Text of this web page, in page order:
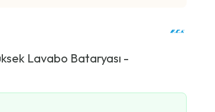
Lavabo Bataryası -